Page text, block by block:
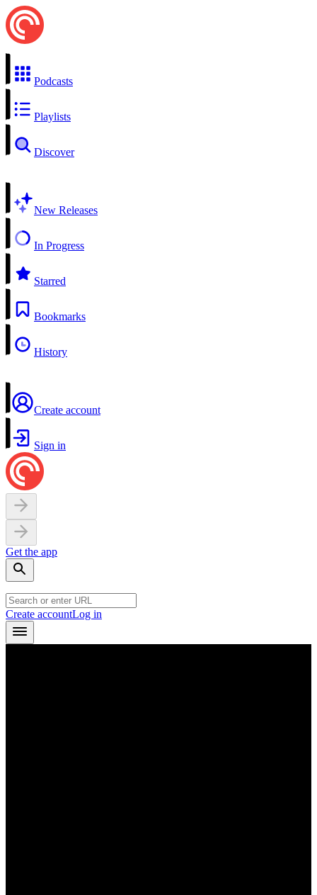
Podcasts
Playlists
Discover
New Releases
In Progress
Starred
Bookmarks
History
Create account
Sign in
Get the app
Create accountLog in